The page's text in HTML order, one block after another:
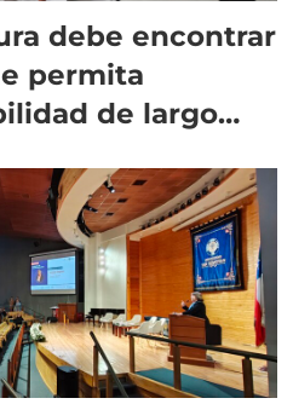
debe encontrar
permita
de largo